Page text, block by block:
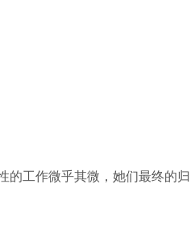
的工作微乎其微，她们最终的归